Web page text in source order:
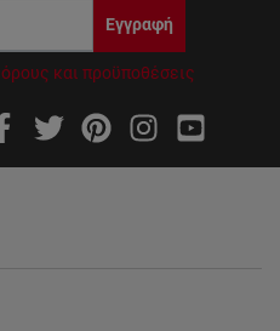
Εγγραφή
όρους και προϋποθέσεις